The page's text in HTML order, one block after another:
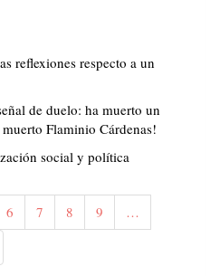
reflexiones respecto a un
de duelo: ha muerto un
Flaminio Cárdenas!
social y política
Página
6 Página
7 Página
8 Página
9
…